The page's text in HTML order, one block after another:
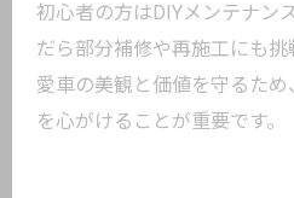
初心者の方はDIYメンテナン
だら部分補修や再施工にも挑
愛車の美観と価値を守るた
を心がけることが重要です。